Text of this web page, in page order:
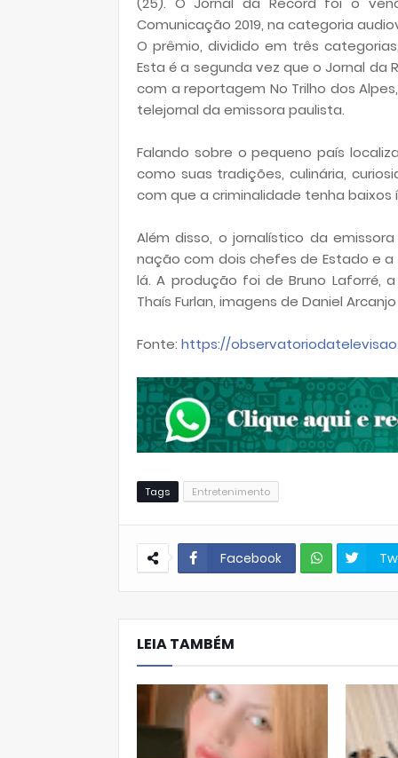
Comunicação 2019, na categoria
O prêmio, dividido em três
Esta é a segunda vez que o Jornal da
com a reportagem No Trilho dos
telejornal da emissora paulista.
Falando sobre o pequeno país
como suas tradições, culinária,
com que a criminalidade tenha baixos
Além disso, o jornalístico da
nação com dois chefes de Estado e
lá. A produção foi de Bruno Laforré,
Thaís Furlan, imagens de Daniel
Fonte: https://
Tags Entretenimento
Facebook
hats
LEIA TAMBÉM